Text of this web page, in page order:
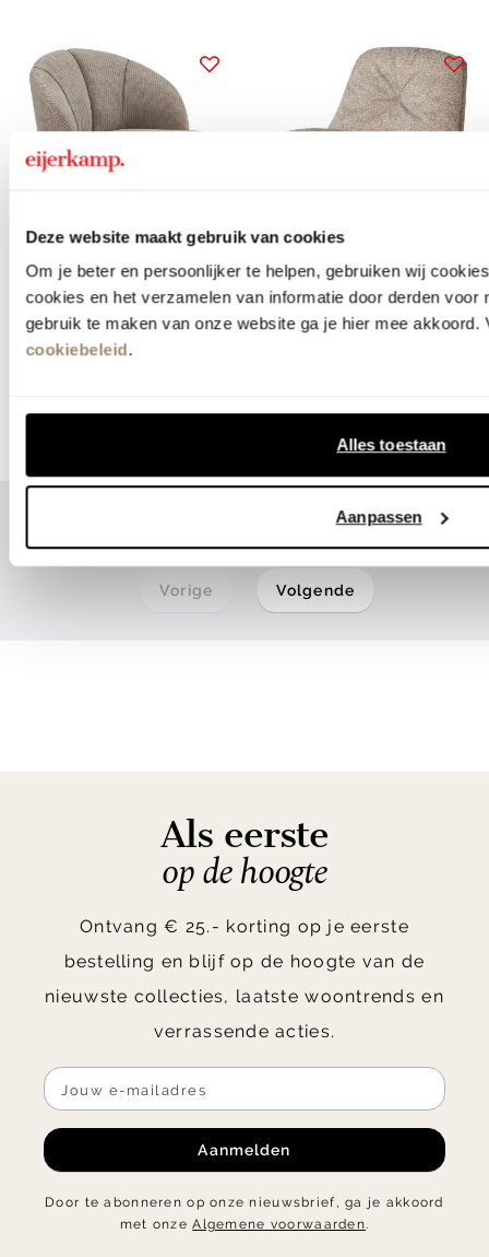
Deze website maakt gebruik van cookies
Om je beter en persoonlijker te helpen, gebruiken wij
cookies en het verzamelen van informatie door derden voor
gebruik te maken van onze website ga je hier mee akkoord.
cookiebeleid.
Alles toestaan
Aanpassen
WOOOD
Mojo Rib Draaifauteuil
499.-
WOOOD
Arve Draaifauteuil
Vorige Volgende
Als eerste
op de hoogte
Ontvang € 25.- korting op je eerste
bestelling en blijf op de hoogte van de
nieuwste collecties, laatste woontrends en
verrassende acties.
Aanmelden
Door te abonneren op onze nieuwsbrief, ga je akkoord
met onzeAlgemene voorwaarden.